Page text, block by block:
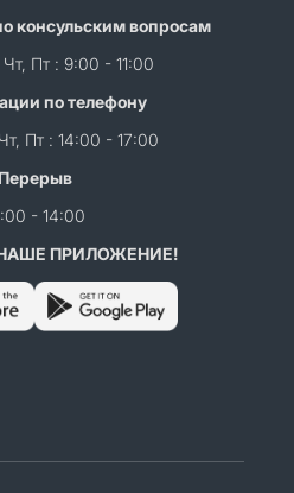
консульским вопросам
Пт : 9:00 - 11:00
по телефону
Пт : 14:00 - 17:00
Перерыв
- 14:00
ПРИЛОЖЕНИЕ!